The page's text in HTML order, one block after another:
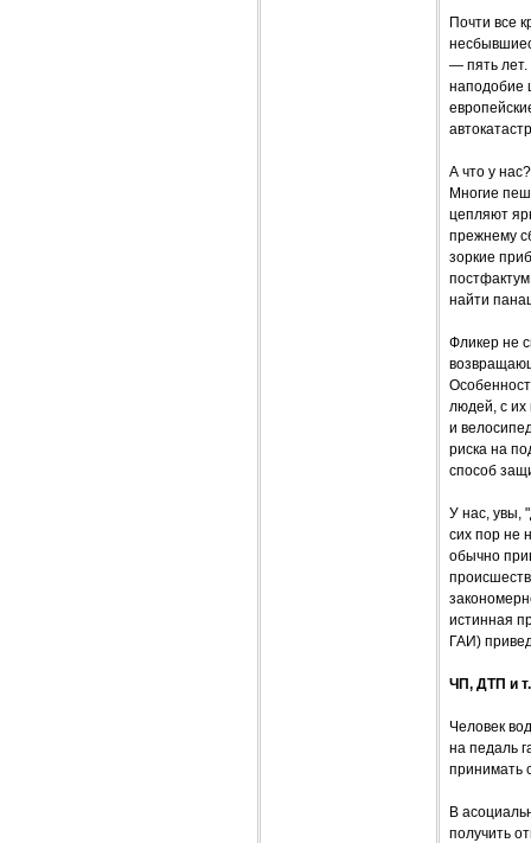
Почти все
— пять лет.
наподобие
А что у
Многие
цепляют
прежнему
зоркие
найти
Фликер не
людей, с их
и
риска на
способ
У нас, увы,
сих пор не
обычно
истинная
ГАИ)
ЧП, ДТП и
Человек
на педаль
принимать
В
получить